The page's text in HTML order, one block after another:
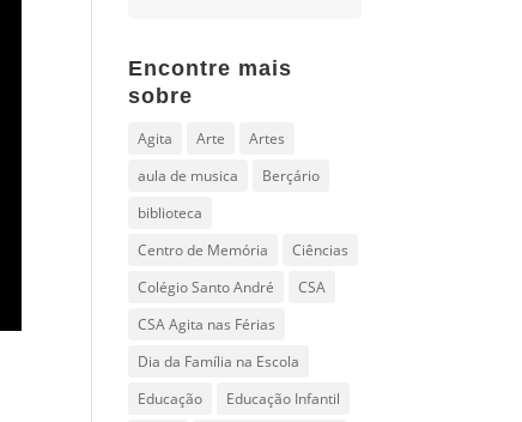
Encontre mais
sobre
Agita Arte
Artes
aula de musica
Berçário
biblioteca
Centro de Memória
Ciências
Colégio Santo André
CSA
CSA Agita nas Férias
Dia da Família na Escola
Educação
Educação Infantil